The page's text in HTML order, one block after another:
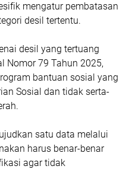
mengatur pembatasan
desil tertentu.
desil yang tertuang
Nomor 79 Tahun 2025,
bantuan sosial yang
Sosial dan tidak serta-
satu data melalui
harus benar-benar
agar tidak